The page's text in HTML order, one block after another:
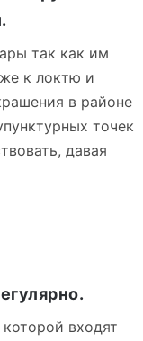
так как им
к локтю и
в районе
точек
давая
входят